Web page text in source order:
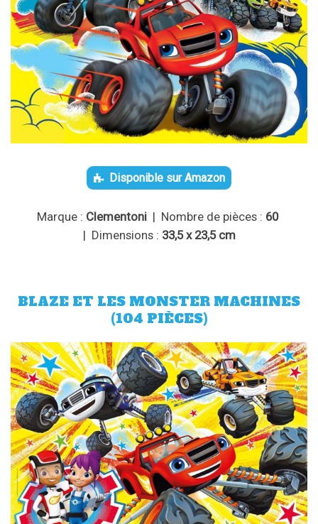
Disponible sur Amazon
Marque : Clementoni | Nombre de pièces : 60
| Dimensions : 33,5 x 23,5 cm
BLAZE ET LES MONSTER MACHINES
(104 PIÈCES)